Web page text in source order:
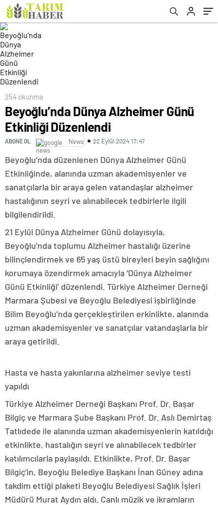
254 okunma
Beyoğlu’nda Dünya Alzheimer Günü
Etkinliği Düzenlendi
ABONE OL News 22 Eylül 2024 17:47
Beyoğlu’nda düzenlenen Dünya Alzheimer Günü
Etkinliğinde, alanında uzman akademisyenler ve
sanatçılarla bir araya gelen vatandaşlar alzheimer
hastalığının seyri ve alınabilecek tedbirlerle ilgili
bilgilendirildi.
21 Eylül Dünya Alzheimer Günü dolayısıyla,
Beyoğlu’nda toplumu Alzheimer hastalığı üzerine
bilinçlendirmek ve 65 yaş üstü bireyleri beyin sağlığını
korumaya özendirmek amacıyla ‘Dünya Alzheimer
Günü Etkinliği’ düzenlendi. Türkiye Alzheimer Derneği
Marmara Şubesi ve Beyoğlu Belediyesi işbirliğinde
Bilim Beyoğlu’nda gerçekleştirilen erkinlikte, alanında
uzman akademisyenler ve sanatçılar vatandaşlarla bir
araya getirildi.
Hasta ve hasta yakınlarına alzheimer seviye testi
yapıldı
Türkiye Alzheimer Derneği Başkanı Prof. Dr. Başar
Bilgiç ve Marmara Şube Başkanı Prof. Dr. Aslı Demirtaş
Tatlıdede ile alanında uzman akademisyenlerin katıldığı
etkinlikte, hastalığın seyri ve alınabilecek tedbirler
katılımcılarla paylaşıldı. Etkinlikte, Prof. Dr. Başar
Bilgiç’in, Beyoğlu Belediye Başkanı İnan Güney adına
takdim ettiği plaketi Beyoğlu Belediyesi Sağlık İşleri
Müdürü Murat Aydın aldı. Canlı müzik ve ikramların